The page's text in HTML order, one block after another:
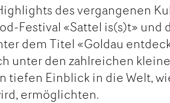
des vergangenen
Festival «Sattel is(s)t» und
dem Titel «Goldau
unter den zahlreichen
tiefen Einblick in die Welt,
ermöglichten.